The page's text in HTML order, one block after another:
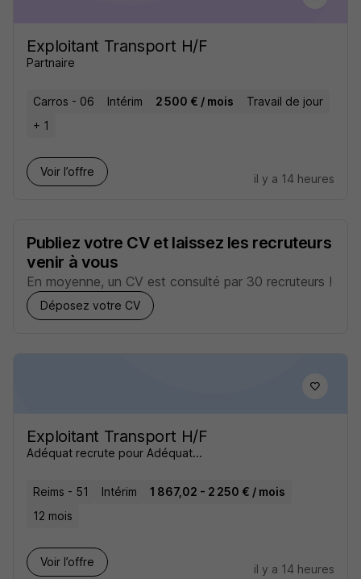
Exploitant Transport H/F
Partnaire
Carros - 06 Intérim 2 500 € / mois
Travail de jour
+ 1
Voir l’offre
il y a 14 heures
Publiez votre CV et laissez les recruteurs
venir à vous
En moyenne, un CV est consulté par 30 recruteurs !
Déposez votre CV
Exploitant Transport H/F
Adéquat recrute pour Adéquat...
Reims - 51 Intérim
1 867,02 - 2 250 € / mois
12 mois
Voir l’offre
il y a 14 heures